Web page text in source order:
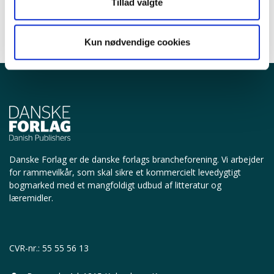
Kun nødvendige cookies
Danske Forlag er de danske forlags brancheforening. Vi arbejder
for rammevilkår, som skal sikre et kommercielt levedygtigt
bogmarked med et mangfoldigt udbud af litteratur og
læremidler.
CVR-nr.: 55 55 56 13